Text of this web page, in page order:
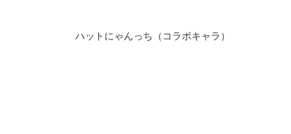
ハットにゃんっち（コラボキャラ）